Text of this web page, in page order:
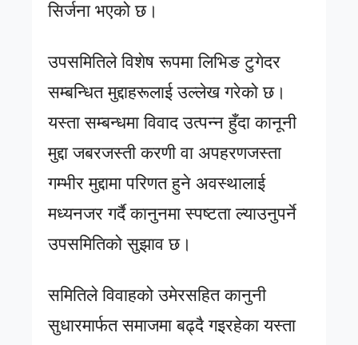
सिर्जना भएको छ।
उपसमितिले विशेष रूपमा लिभिङ टुगेदर
सम्बन्धित मुद्दाहरूलाई उल्लेख गरेको छ।
यस्ता सम्बन्धमा विवाद उत्पन्न हुँदा कानूनी
मुद्दा जबरजस्ती करणी वा अपहरणजस्ता
गम्भीर मुद्दामा परिणत हुने अवस्थालाई
मध्यनजर गर्दै कानुनमा स्पष्टता ल्याउनुपर्ने
उपसमितिको सुझाव छ।
समितिले विवाहको उमेरसहित कानुनी
सुधारमार्फत समाजमा बढ्दै गइरहेका यस्ता